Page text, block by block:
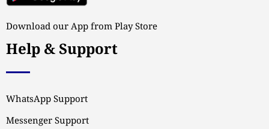
Download our App from Play Store
Help & Support
WhatsApp Support
Messenger Support